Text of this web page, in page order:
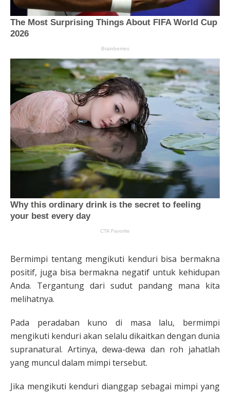
Bermimpi tentang mengikuti kenduri bisa bermakna
positif, juga bisa bermakna negatif untuk kehidupan
Anda. Tergantung dari sudut pandang mana kita
melihatnya.
Pada peradaban kuno di masa lalu, bermimpi
mengikuti kenduri akan selalu dikaitkan dengan dunia
supranatural. Artinya, dewa-dewa dan roh jahatlah
yang muncul dalam mimpi tersebut.
Jika mengikuti kenduri dianggap sebagai mimpi yang